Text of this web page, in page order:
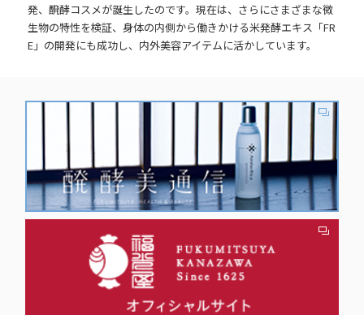
発、醗酵コスメが誕生したのです。現在は、さらにさまざまな微
生物の特性を検証、身体の内側から働きかける米発酵エキス「FR
E」の開発にも成功し、内外美容アイテムに活かしています。